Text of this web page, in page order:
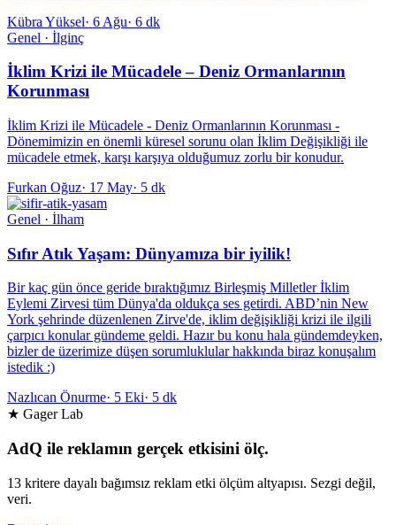
Kübra Yüksel· 6 Ağu· 6 dk
Genel · İlginç
İklim Krizi ile Mücadele – Deniz Ormanlarının
Korunması
İklim Krizi ile Mücadele - Deniz Ormanlarının Korunması -
Dönemimizin en önemli küresel sorunu olan İklim Değişikliği ile
mücadele etmek, karşı karşıya olduğumuz zorlu bir konudur.
Furkan Oğuz· 17 May· 5 dk
Genel · İlham
Sıfır Atık Yaşam: Dünyamıza bir iyilik!
Bir kaç gün önce geride bıraktığımız Birleşmiş Milletler İklim
Eylemi Zirvesi tüm Dünya'da oldukça ses getirdi. ABD’nin New
York şehrinde düzenlenen Zirve'de, iklim değişikliği krizi ile ilgili
çarpıcı konular gündeme geldi. Hazır bu konu hala gündemdeyken,
bizler de üzerimize düşen sorumluklular hakkında biraz konuşalım
istedik :)
Nazlıcan Önurme· 5 Eki· 5 dk
★ Gager Lab
AdQ ile reklamın gerçek etkisini ölç.
13 kritere dayalı bağımsız reklam etki ölçüm altyapısı. Sezgi değil,
veri.